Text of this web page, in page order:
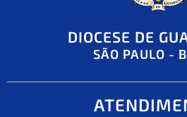
DIOCESE DE
SÃO PAULO -